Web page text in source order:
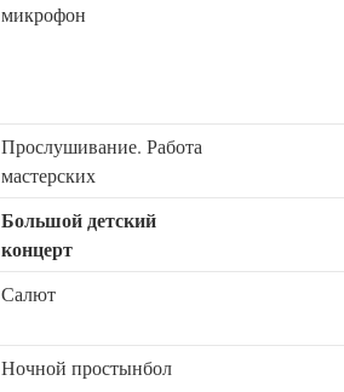
Прослушивание. Работа
мастерских
Большой детский
Салют
Ночной простынбол